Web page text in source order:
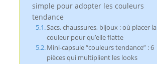
simple pour adopter les couleurs
tendance
Sacs, chaussures, bijoux : où placer la
couleur pour qu’elle flatte
Mini-capsule “couleurs tendance” : 6
pièces qui multiplient les looks